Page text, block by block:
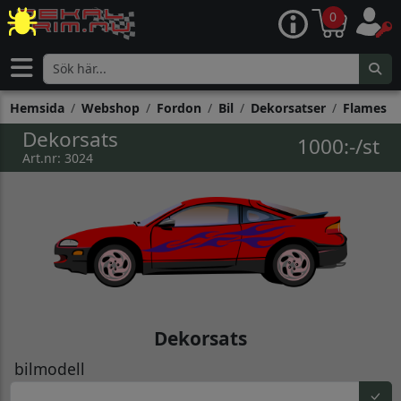
0
Hemsida Webshop Fordon Bil Dekorsatser Flames
Dekorsats
Art.nr: 3024 1000:-/st
Dekorsats
bilmodell